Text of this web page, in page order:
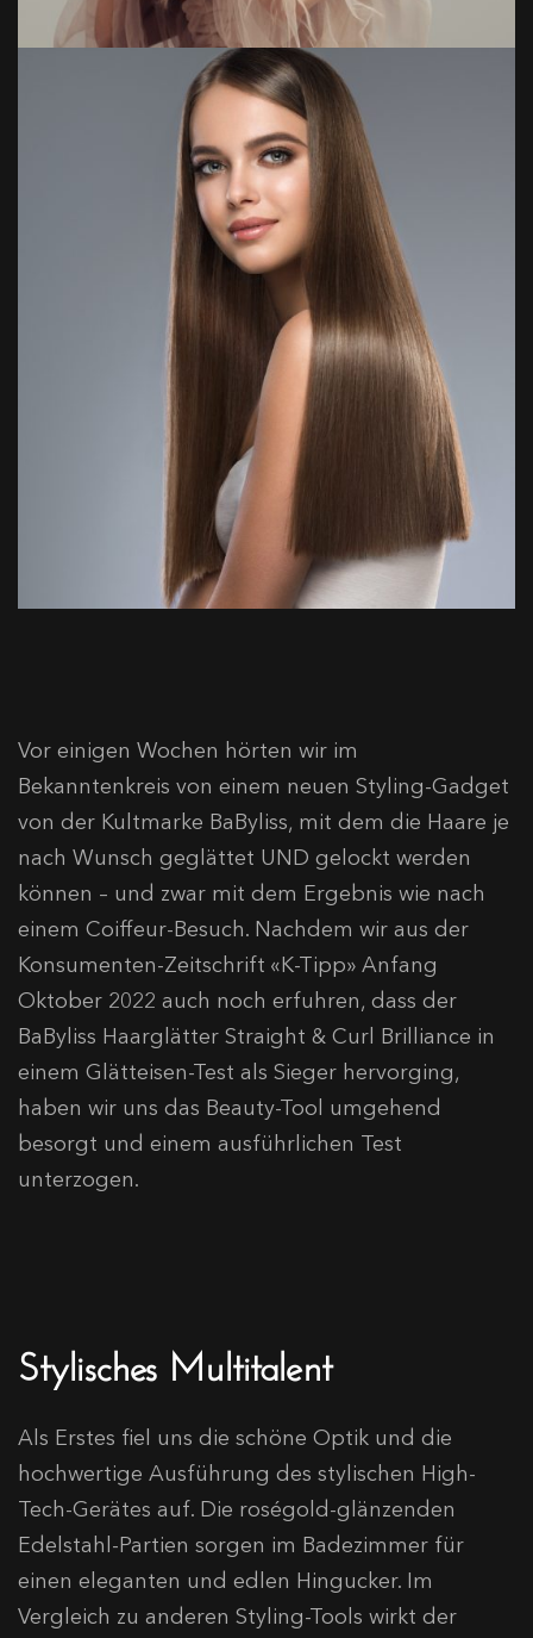
Vor einigen Wochen hörten wir im
Bekanntenkreis von einem neuen Styling-Gadget
von der Kultmarke BaByliss, mit dem die Haare je
nach Wunsch geglättet UND gelockt werden
können – und zwar mit dem Ergebnis wie nach
einem Coiffeur-Besuch. Nachdem wir aus der
Konsumenten-Zeitschrift «K-Tipp» Anfang
Oktober 2022 auch noch erfuhren, dass der
BaByliss Haarglätter Straight & Curl Brilliance in
einem Glätteisen-Test als Sieger hervorging,
haben wir uns das Beauty-Tool umgehend
besorgt und einem ausführlichen Test
unterzogen.
Stylisches Multitalent
Als Erstes fiel uns die schöne Optik und die
hochwertige Ausführung des stylischen High-
Tech-Gerätes auf. Die roségold-glänzenden
Edelstahl-Partien sorgen im Badezimmer für
einen eleganten und edlen Hingucker. Im
Vergleich zu anderen Styling-Tools wirkt der